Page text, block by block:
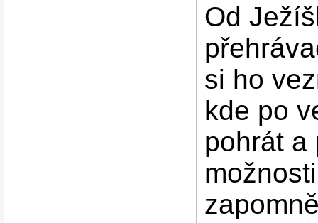
Od
si ho
kde po
pohrát a